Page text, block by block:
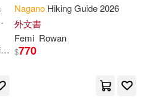
Yuki
Nagano Hiking Guide 2026
外文書
Femi Rowan
$770